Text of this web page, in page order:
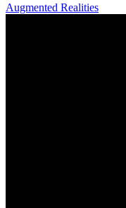
Augmented Realities